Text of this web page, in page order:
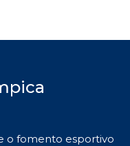
o fomento esportivo